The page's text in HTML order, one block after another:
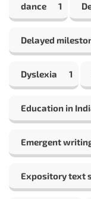
dance 1
Delayed
Dyslexia 1
Education in
Emergent
Expository text